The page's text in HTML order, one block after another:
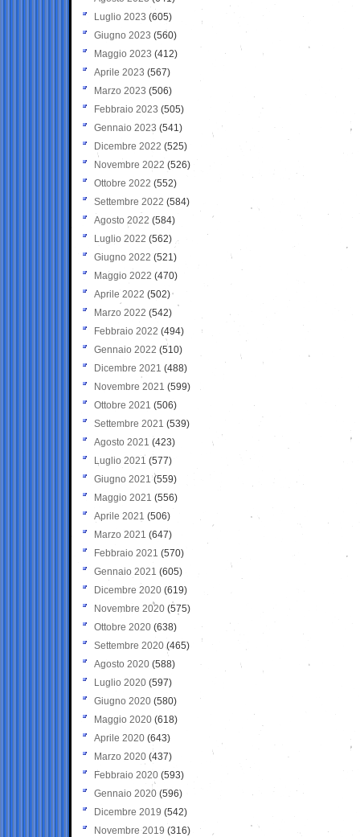
Luglio 2023 (605)
Giugno 2023 (560)
Maggio 2023 (412)
Aprile 2023 (567)
Marzo 2023 (506)
Febbraio 2023 (505)
Gennaio 2023 (541)
Dicembre 2022 (525)
Novembre 2022 (526)
Ottobre 2022 (552)
Settembre 2022 (584)
Agosto 2022 (584)
Luglio 2022 (562)
Giugno 2022 (521)
Maggio 2022 (470)
Aprile 2022 (502)
Marzo 2022 (542)
Febbraio 2022 (494)
Gennaio 2022 (510)
Dicembre 2021 (488)
Novembre 2021 (599)
Ottobre 2021 (506)
Settembre 2021 (539)
Agosto 2021 (423)
Luglio 2021 (577)
Giugno 2021(559)
Maggio 2021 (556)
Aprile 2021 (506)
Marzo 2021 (647)
Febbraio 2021 (570)
Gennaio 2021 (605)
Dicembre 2020 (619)
Novembre 2020 (575)
Ottobre 2020 (638)
Settembre 2020(465)
Agosto 2020 (588)
Luglio 2020 (597)
Giugno 2020 (580)
Maggio 2020 (618)
Aprile 2020 (643)
Marzo 2020 (437)
Febbraio 2020 (593)
Gennaio 2020 (596)
Dicembre 2019 (542)
Novembre 2019 (316)